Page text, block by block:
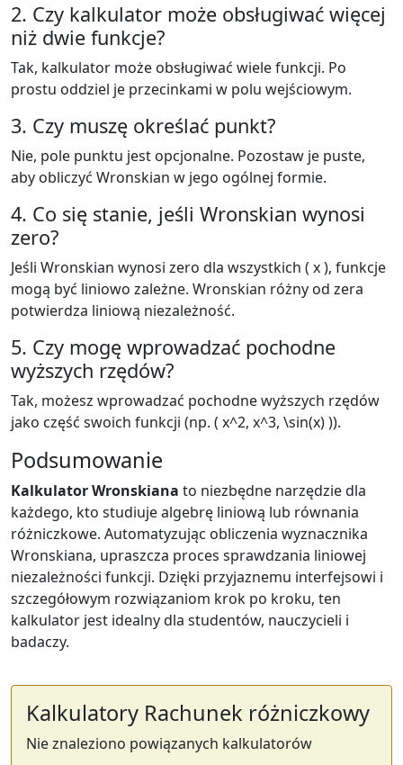
2. Czy kalkulator może obsługiwać więcej
niż dwie funkcje?
Tak, kalkulator może obsługiwać wiele funkcji. Po
prostu oddziel je przecinkami w polu wejściowym.
3. Czy muszę określać punkt?
Nie, pole punktu jest opcjonalne. Pozostaw je puste,
aby obliczyć Wronskian w jego ogólnej formie.
4. Co się stanie, jeśli Wronskian wynosi
zero?
Jeśli Wronskian wynosi zero dla wszystkich ( x ), funkcje
mogą być liniowo zależne. Wronskian różny od zera
potwierdza liniową niezależność.
5. Czy mogę wprowadzać pochodne
wyższych rzędów?
Tak, możesz wprowadzać pochodne wyższych rzędów
jako część swoich funkcji (np. ( x^2, x^3, \sin(x) )).
Podsumowanie
Kalkulator Wronskiana to niezbędne narzędzie dla
każdego, kto studiuje algebrę liniową lub równania
różniczkowe. Automatyzując obliczenia wyznacznika
Wronskiana, upraszcza proces sprawdzania liniowej
niezależności funkcji. Dzięki przyjaznemu interfejsowi i
szczegółowym rozwiązaniom krok po kroku, ten
kalkulator jest idealny dla studentów, nauczycieli i
badaczy.
Kalkulatory Rachunek różniczkowy
Nie znaleziono powiązanych kalkulatorów